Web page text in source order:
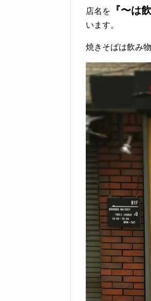
店名を 『〜は
います。
焼きそばは飲み